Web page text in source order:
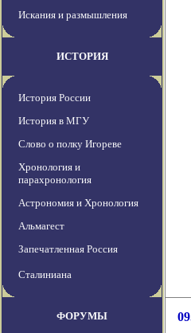
Искания и размышления
ИСТОРИЯ
История России
История в МГУ
Слово о полку Игореве
Хронология и
парахронология
Астрономия и Хронология
Альмагест
Запечатленная Россия
Сталиниана
ФОРУМЫ